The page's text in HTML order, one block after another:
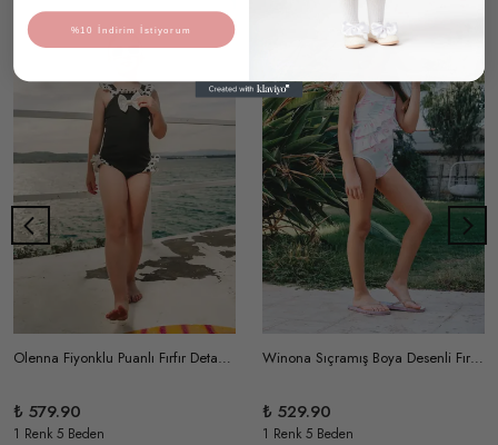
Olenna Fiyonklu Puanlı Fırfır Detaylı Kız Çocuk Mayo
₺ 579.90
1 Renk 5 Beden
Winona Sıçramış Boya Desenli Fırfır Detaylı Kız Çocuk Mayo
₺ 529.90
1 Renk 5 Beden
%10 İndirim İstiyorum